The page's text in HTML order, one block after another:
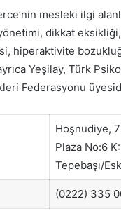
mesleki ilgi
dikkat
hiperaktivite
Yeşilay, Türk
Federasyonu
Hoşnudiye,
Plaza No:6
Tepebaşı/
(0222) 335